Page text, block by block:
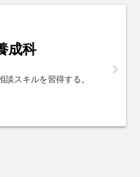
成科
スキルを習得する。